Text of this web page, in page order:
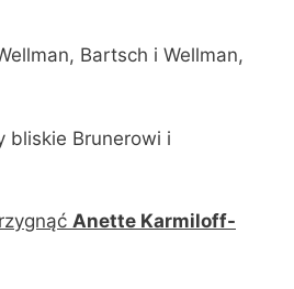
Bartsch i Wellman,
bliskie Brunerowi i
Anette Karmiloff-